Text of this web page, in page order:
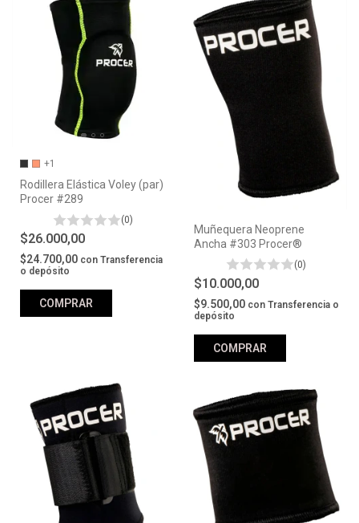
+1
Rodillera Elástica Voley (par)
Procer #289
(0)
$26.000,00
$24.700,00 con Transferencia
o depósito
COMPRAR
Muñequera Neoprene
Ancha #303 Procer®
(0)
$10.000,00
$9.500,00 con Transferencia o
depósito
COMPRAR